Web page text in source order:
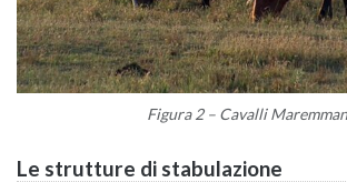
Fi­gu­ra2– Ca­val­li
Le strut­tu­re di sta­bu­la­zio­ne